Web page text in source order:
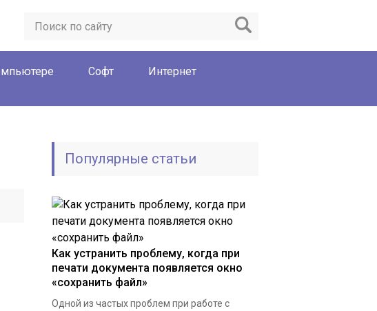
Софт
Интернет
Популярные статьи
Как устранить проблему, когда при
печати документа появляется окно
«сохранить файл»
Одной из частых проблем при работе с